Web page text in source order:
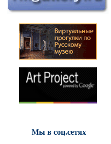
Мы в соц.сетях